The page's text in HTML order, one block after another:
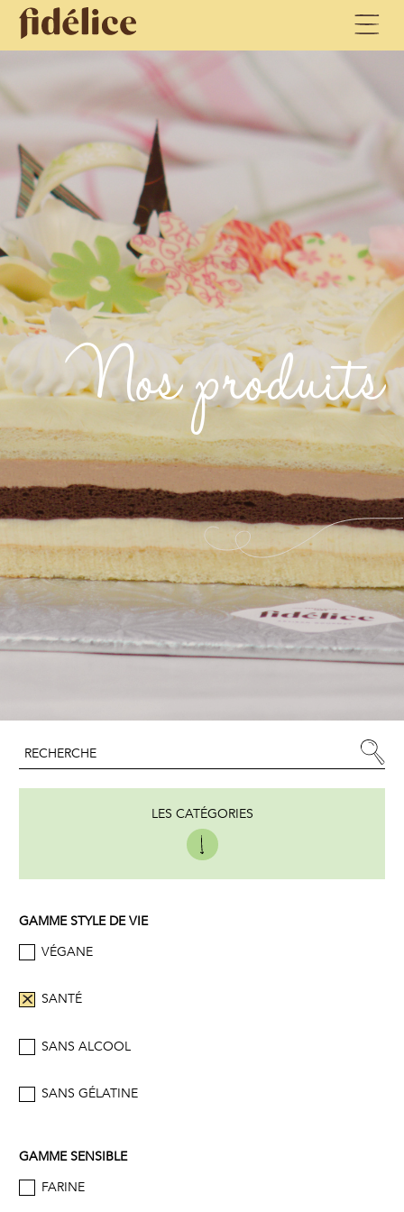
Nos produits
LES CATÉGORIES
GAMME STYLE DE VIE
VÉGANE
SANTÉ
SANS ALCOOL
SANS GÉLATINE
GAMME SENSIBLE
FARINE